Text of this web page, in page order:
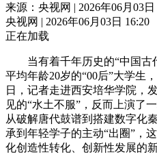
视频 小央视频
现场 前线 比划 快
体育 直播 竞猜
VIP会员 CCTV奥林匹克频
财经 教育 乡村振兴
来源：央视网 | 2026年06月03日
央视网 | 2026年06月03日 16:20
正在加载
当有着千年历史的“中国古
平均年龄20岁的“00后”大学生
日，记者走进西安培华学院，
见的“水土不服”，反而上演了
从破解唐代鼓谱到搭建数字化
承到年轻学子的主动“出圈”，
化创造性转化、创新性发展的新